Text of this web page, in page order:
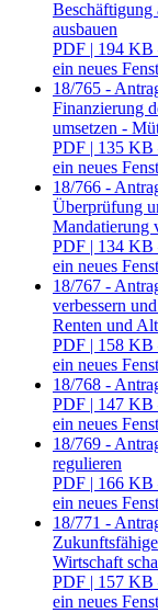
Beschäftigung
ausbauen
PDF | 194 KB
ein neues
18/765 -
Finanzierung
umsetzen -
PDF | 135 KB
ein neues
18/766 -
Überprüfung
Mandatierung
PDF | 134 KB
ein neues
18/767 -
verbessern
Renten und
PDF | 158 KB
ein neues
18/768 -
PDF | 147 KB
ein neues
18/769 -
regulieren
PDF | 166 KB
ein neues
18/771 -
Wirtschaft
PDF | 157 KB
ein neues